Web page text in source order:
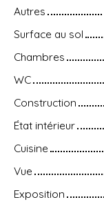
Autres
Surface au sol
Chambres
WC
Construction
État intérieur
Cuisine
Vue
Exposition